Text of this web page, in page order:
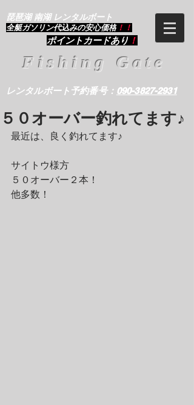
琵琶湖 南湖 レンタルボート
​全艇ガソリン代込みの安心価格 ！！
ポイントカードあり ！
Fishing Gate
レンタルボート予約番号： 090-3827-2931
５０オーバー釣れてます♪
最近は、良く釣れてます♪
サイトウ様方
５０オーバー２本！
他多数！